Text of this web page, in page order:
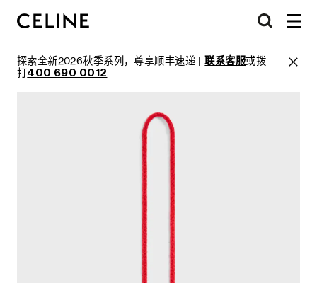
探索全新2026秋季系列，尊享顺丰速递 |联系客服或拨
打400 690 0012